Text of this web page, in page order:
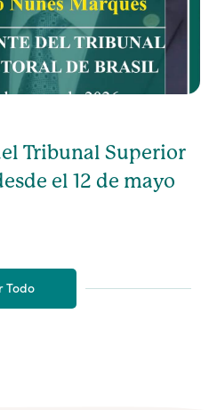
Tribunal Superior
el 12 de mayo
Todo